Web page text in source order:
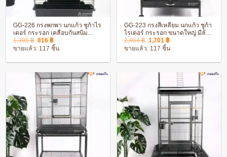
GG-226 กรงพกพา นกแก้ว ชูก้าไร
เดอร์ กระรอก เคลือบกันสนิม
ประกอบง่าย พร้อมอุปกรณ์ครบชุด
1,385฿ Original
price
was:
816 ฿Current
price
is:
ขายแล้ว: 117 ชิ้น
GG-223 กรงสี่เหลี่ยม นกแก้ว ชูก้า
ไรเดอร์ กระรอก ขนาดใหญ่ มีล้อ
เลื่อน เคลือบกันสนิม ประกอบง่าย
2,864฿ Original
price
was:
1,701 ฿Current
price
is:
ขายแล้ว: 117 ชิ้น